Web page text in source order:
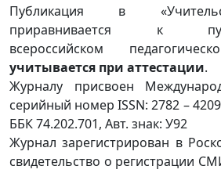
Публикация в
приравнивается к
всероссийском
учитывается при аттестации.
Журналу присвоен
серийный номер ISSN: 2782 –
ББК 74.202.701, Авт. знак: У92
Журнал зарегистрирован в
свидетельство о регистрации